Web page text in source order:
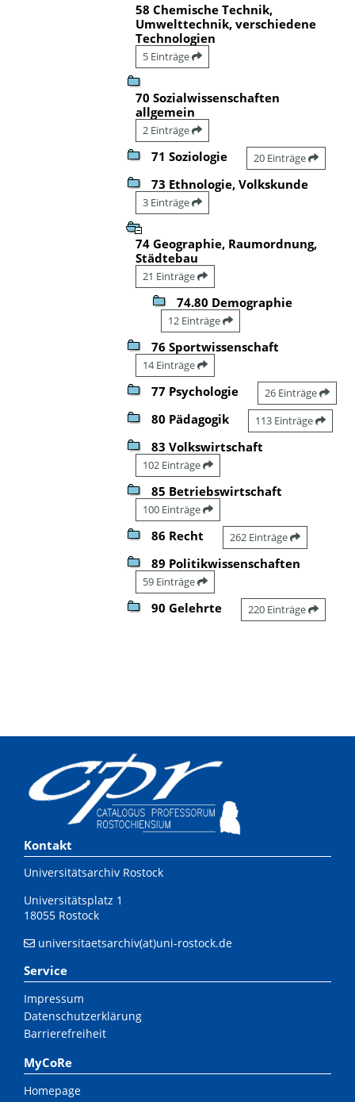
58 Chemische Technik,
Umwelttechnik, verschiedene
Technologien
5 Einträge
70 Sozialwissenschaften
allgemein
2 Einträge
71 Soziologie 20 Einträge
73 Ethnologie, Volkskunde
3 Einträge
74 Geographie, Raumordnung,
Städtebau
21 Einträge
74.80 Demographie
12 Einträge
76 Sportwissenschaft
14 Einträge
77 Psychologie 26 Einträge
80 Pädagogik 113 Einträge
83 Volkswirtschaft
102 Einträge
85 Betriebswirtschaft
100 Einträge
86 Recht 262 Einträge
89 Politikwissenschaften
59 Einträge
90 Gelehrte 220 Einträge
Kontakt
Universitätsarchiv Rostock
Universitätsplatz 1
18055 Rostock
universitaetsarchiv(at)uni-rostock.de
Service
Impressum
Datenschutzerklärung
Barrierefreiheit
MyCoRe
Homepage